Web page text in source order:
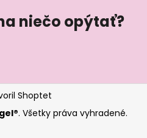
niečo opýtať?
Shoptet
. Všetky práva vyhradené.